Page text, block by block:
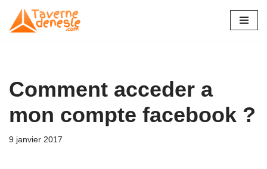
Aller
Comment acceder a
mon compte facebook ?
9 janvier 2017